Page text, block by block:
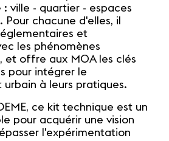
ville - quartier - espaces
chacune d'elles, il
et
les phénomènes
et offre aux MOA les clés
pour intégrer le
à leurs pratiques.
ce kit technique est un
pour acquérir une vision
l'expérimentation